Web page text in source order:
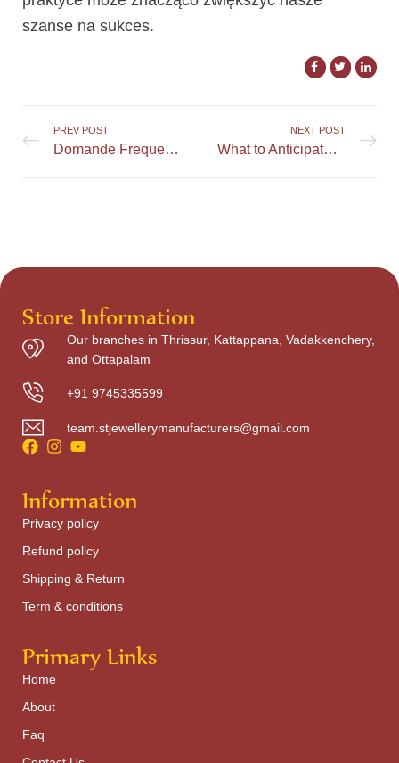
szanse na sukces.
PREV POST
Domande Frequenti su Magnetic Slots Casino: Risposte ai Dubbi Comuni
NEXT POST
What to Anticipate from BlitzBet's Promotions and Seasonal Events
Store Information
Our branches in Thrissur, Kattappana, Vadakkenchery,
and Ottapalam
+91 9745335599
team.stjewellerymanufacturers@gmail.com
Information
Privacy policy
Refund policy
Shipping & Return
Term & conditions
Primary Links
Home
About
Faq